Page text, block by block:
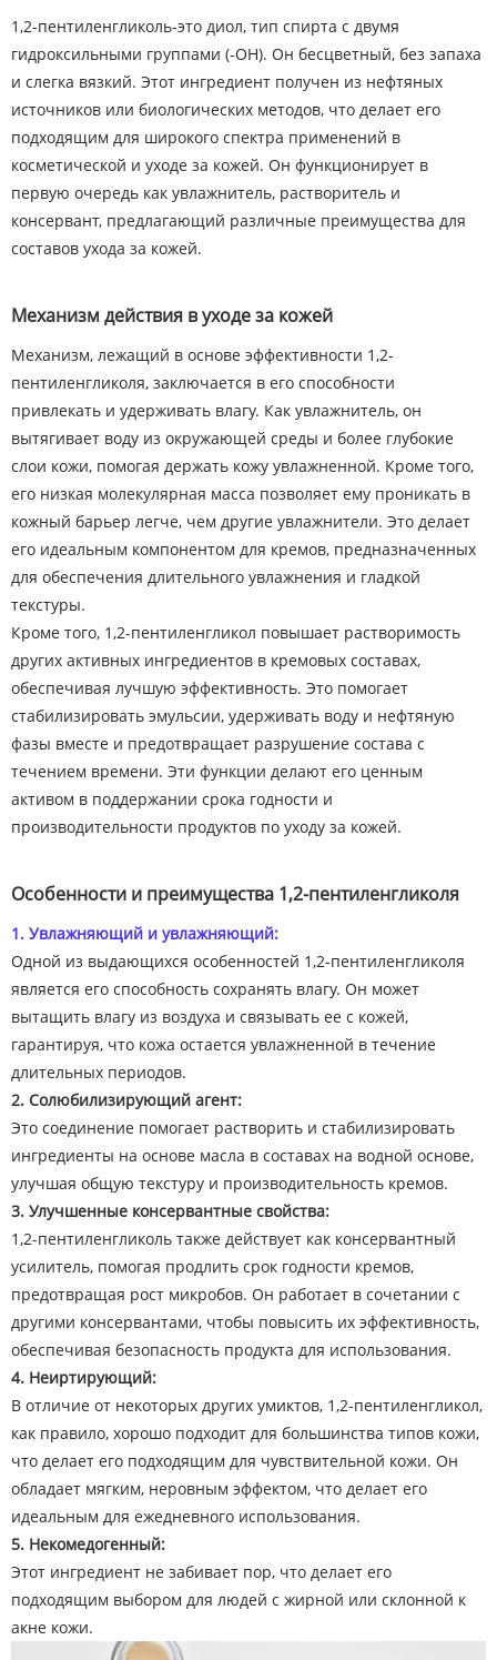
1,2-пентиленгликоль-это диол, тип спирта с двумя
гидроксильными группами (-OH). Он бесцветный, без запаха
и слегка вязкий. Этот ингредиент получен из нефтяных
источников или биологических методов, что делает его
подходящим для широкого спектра применений в
косметической и уходе за кожей. Он функционирует в
первую очередь как увлажнитель, растворитель и
консервант, предлагающий различные преимущества для
составов ухода за кожей.
Механизм действия в уходе за кожей
Механизм, лежащий в основе эффективности 1,2-
пентиленгликоля, заключается в его способности
привлекать и удерживать влагу. Как увлажнитель, он
вытягивает воду из окружающей среды и более глубокие
слои кожи, помогая держать кожу увлажненной. Кроме того,
его низкая молекулярная масса позволяет ему проникать в
кожный барьер легче, чем другие увлажнители. Это делает
его идеальным компонентом для кремов, предназначенных
для обеспечения длительного увлажнения и гладкой
текстуры.
Кроме того, 1,2-пентиленгликол повышает растворимость
других активных ингредиентов в кремовых составах,
обеспечивая лучшую эффективность. Это помогает
стабилизировать эмульсии, удерживать воду и нефтяную
фазы вместе и предотвращает разрушение состава с
течением времени. Эти функции делают его ценным
активом в поддержании срока годности и
производительности продуктов по уходу за кожей.
Особенности и преимущества 1,2-пентиленгликоля
1. Увлажняющий и увлажняющий:
Одной из выдающихся особенностей 1,2-пентиленгликоля
является его способность сохранять влагу. Он может
вытащить влагу из воздуха и связывать ее с кожей,
гарантируя, что кожа остается увлажненной в течение
длительных периодов.
2. Солюбилизирующий агент:
Это соединение помогает растворить и стабилизировать
ингредиенты на основе масла в составах на водной основе,
улучшая общую текстуру и производительность кремов.
3. Улучшенные консервантные свойства:
1,2-пентиленгликоль также действует как консервантный
усилитель, помогая продлить срок годности кремов,
предотвращая рост микробов. Он работает в сочетании с
другими консервантами, чтобы повысить их эффективность,
обеспечивая безопасность продукта для использования.
4. Неиртирующий:
В отличие от некоторых других умиктов, 1,2-пентиленгликол,
как правило, хорошо подходит для большинства типов кожи,
что делает его подходящим для чувствительной кожи. Он
обладает мягким, неровным эффектом, что делает его
идеальным для ежедневного использования.
5. Некомедогенный:
Этот ингредиент не забивает пор, что делает его
подходящим выбором для людей с жирной или склонной к
акне кожи.